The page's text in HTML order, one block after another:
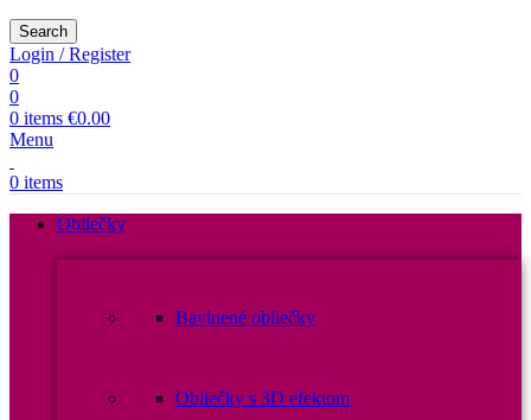
Search
Login / Register
0
0
0 items €0.00
Menu
0 items
Obliečky
Bavlnené obliečky
Obliečky s 3D efektom